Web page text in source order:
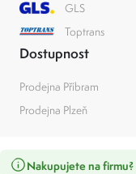
GLS
Toptrans
Dostupnost
Prodejna Příbram
Prodejna Plzeň
Nakupujete na firmu?